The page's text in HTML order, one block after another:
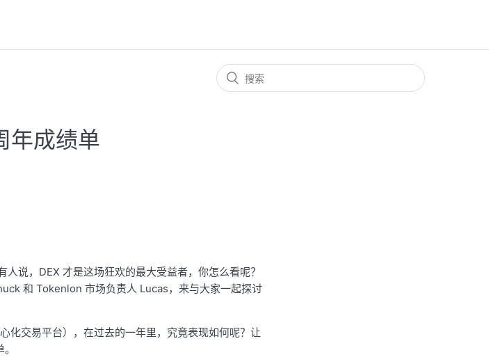
年成绩单
说，DEX 才是这场狂欢的最大受益者，你怎么看呢？
和 Tokenlon 市场负责人 Lucas，来与大家一起探讨
化交易平台），在过去的一年里，究竟表现如何呢？让